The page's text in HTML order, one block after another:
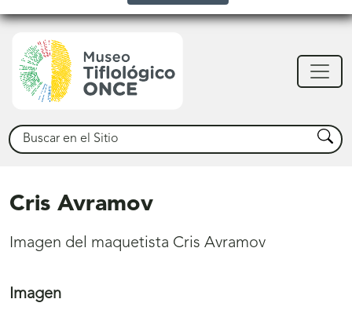
Buscar Buscar
Cris Avramov
Imagen del maquetista Cris Avramov
Imagen